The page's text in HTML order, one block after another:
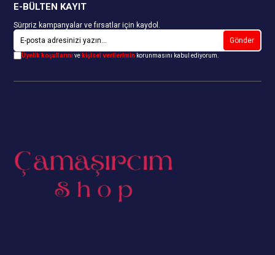
E-BÜLTEN KAYIT
Sürpriz kampanyalar ve fırsatlar için kaydol.
Gönder
Üyelik koşullarınıve kişisel verilerimin korunmasını kabul ediyorum.